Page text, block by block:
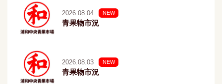
2026.08.04 NEW
青果物市況
2026.08.03 NEW
青果物市況